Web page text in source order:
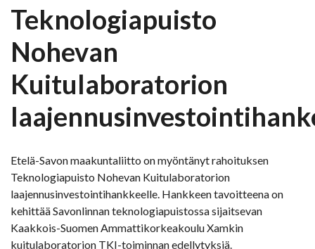
Teknologiapuisto
Nohevan
Kuitulaboratorion
Etelä-Savon maakuntaliitto on myöntänyt rahoituksen
Teknologiapuisto Nohevan Kuitulaboratorion
laajennusinvestointihankkeelle. Hankkeen tavoitteena on
kehittää Savonlinnan teknologiapuistossa sijaitsevan
Kaakkois-Suomen Ammattikorkeakoulu Xamkin
kuitulaboratorion TKI-toiminnan edellytyksiä.